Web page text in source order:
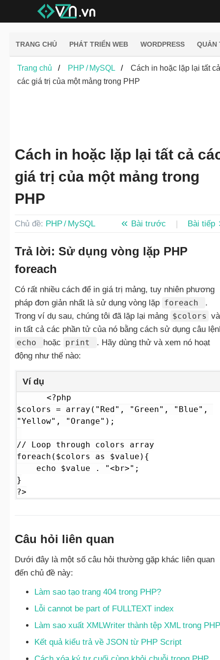
TRANG CHỦ PHÁT TRIỂN WEB WORDPRESS QUẢN
Trang chủ PHP / MySQL
Cách in hoặc lặp lại tất cả
các giá trị của một mảng trong PHP
Cách in hoặc lặp lại tất cả
giá trị của một mảng trong
PHP
Chủ đề: PHP / MySQL Bài trước | Bài tiếp
Trả lời: Sử dụng vòng lặp PHP
foreach
Có rất nhiều cách để in giá trị mảng, tuy nhiên phương
pháp đơn giản nhất là sử dụng vòng lặp foreach
.
Trong ví dụ sau, chúng tôi đã lặp lại mảng $colors và
in tất cả các phần tử của nó bằng cách sử dụng câu
echo
hoặc print
. Hãy dùng thử và xem nó hoạt
động như thế nào:
Ví dụ
<?php
$colors = array("Red", "Green", "Blue",
"Yellow", "Orange");
// Loop through colors array
foreach($colors as $value){
}
?>
Câu hỏi liên quan
Dưới đây là một số câu hỏi thường gặp khác liên quan
đến chủ đề này:
Làm sao tạo trang 404 trong PHP?
Lỗi cannot be part of FULLTEXT index
Làm sao xuất XMLWriter thành tệp XML trong
Kết quả kiểu trả về JSON từ PHP Script